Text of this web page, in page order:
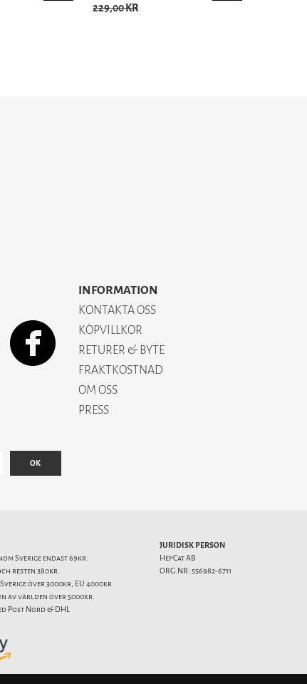
229,00 KR
INFORMATION
KONTAKTA OSS
KÖPVILLKOR
RETURER & BYTE
FRAKTKOSTNAD
OM OSS
PRESS
OK
Sverige endast 69kr.
resten 380kr.
över 3000kr, EU 4000kr
av världen över 5000kr.
Post Nord & DHL
JURIDISK PERSON
HepCat AB
ORG.NR: 556982-6711